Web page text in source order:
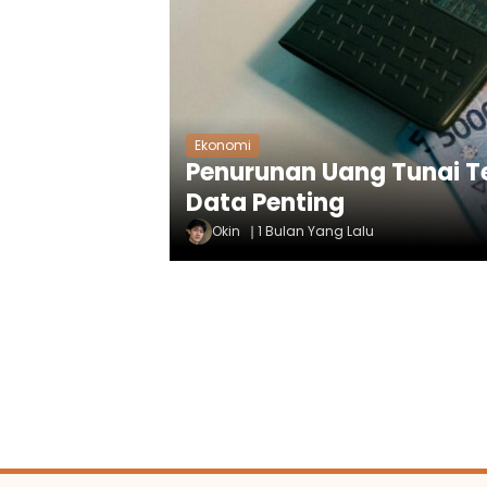
Ekonomi
Penurunan Uang Tunai
Data Penting
Okin 1 Bulan Yang Lalu